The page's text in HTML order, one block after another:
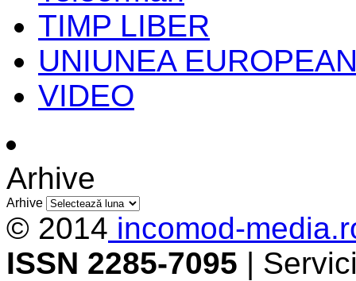
TIMP LIBER
UNIUNEA
VIDEO
Arhive
Arhive
© 2014 incomod-
ISSN 2285-7095 |